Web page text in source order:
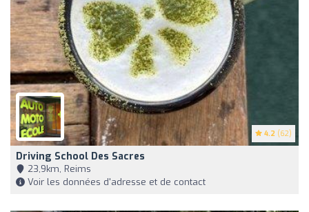
4.2 (62)
Driving School Des Sacres
23,9km, Reims
Voir les données d'adresse et de contact